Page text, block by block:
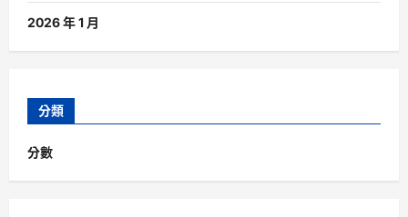
2026 年 1 月
分類
分數